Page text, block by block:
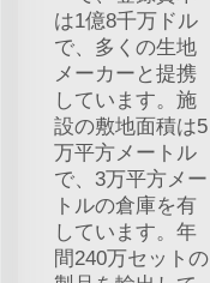
は1億8千万ドル
で、多くの生地
メーカーと提携
しています。施
設の敷地面積は5
万平方メートル
で、3万平方メー
トルの倉庫を有
しています。年
間240万セットの